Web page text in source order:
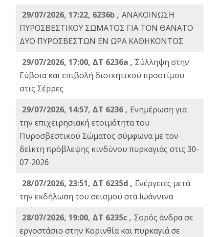
29/07/2026, 17:22, 6236b , ΑΝΑΚΟΙΝΩΣΗ
ΠΥΡΟΣΒΕΣΤΙΚΟΥ ΣΩΜΑΤΟΣ ΓΙΑ ΤΟΝ ΘΑΝΑΤΟ
ΔΥΟ ΠΥΡΟΣΒΕΣΤΩΝ ΕΝ ΩΡΑ ΚΑΘΗΚΟΝΤΟΣ
29/07/2026, 17:00, ΔΤ 6236a , Σύλληψη στην
Εύβοια και επιβολή διοικητικού προστίμου
στις Σέρρες
29/07/2026, 14:57, ΔΤ 6236 , Ενημέρωση για
την επιχειρησιακή ετοιμότητα του
Πυροσβεστικού Σώματος σύμφωνα με τον
δείκτη πρόβλεψης κινδύνου πυρκαγιάς στις 30-
07-2026
28/07/2026, 23:51, ΔΤ 6235d , Ενέργειες μετά
την εκδήλωση του σεισμού στα Ιωάννινα
28/07/2026, 19:00, ΔΤ 6235c , Σορός άνδρα σε
εργοστάσιο στην Κορινθία και πυρκαγιά σε